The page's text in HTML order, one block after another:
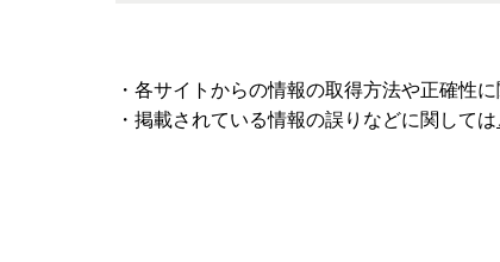
・各サイトからの情報の取得方法や正確性
・掲載されている情報の誤りなどに関しては